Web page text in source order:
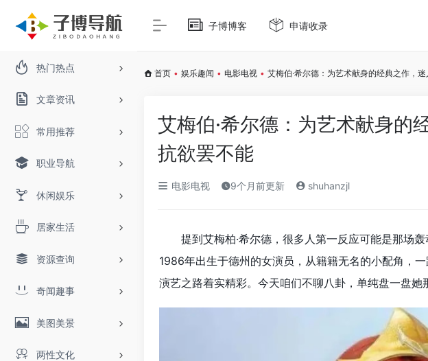
热门热点
文章资讯
常用推荐
职业导航
休闲娱乐
居家生活
资源查询
奇闻趣事
美图美景
两性文化
子博博客 申请收录
首页 • 娱乐趣闻 • 电影电视 • 艾梅伯·希尔德：为艺术献身的经典之作，
艾梅伯·希尔德：为艺术献身的
抗欲罢不能
电影电视 9个月前更新 shuhanzjl
提到艾梅柏·希尔德，很多人第一反应可能是那场
1986年出生于德州的女演员，从籍籍无名的小配角，
演艺之路着实精彩。今天咱们不聊八卦，单纯盘一盘她